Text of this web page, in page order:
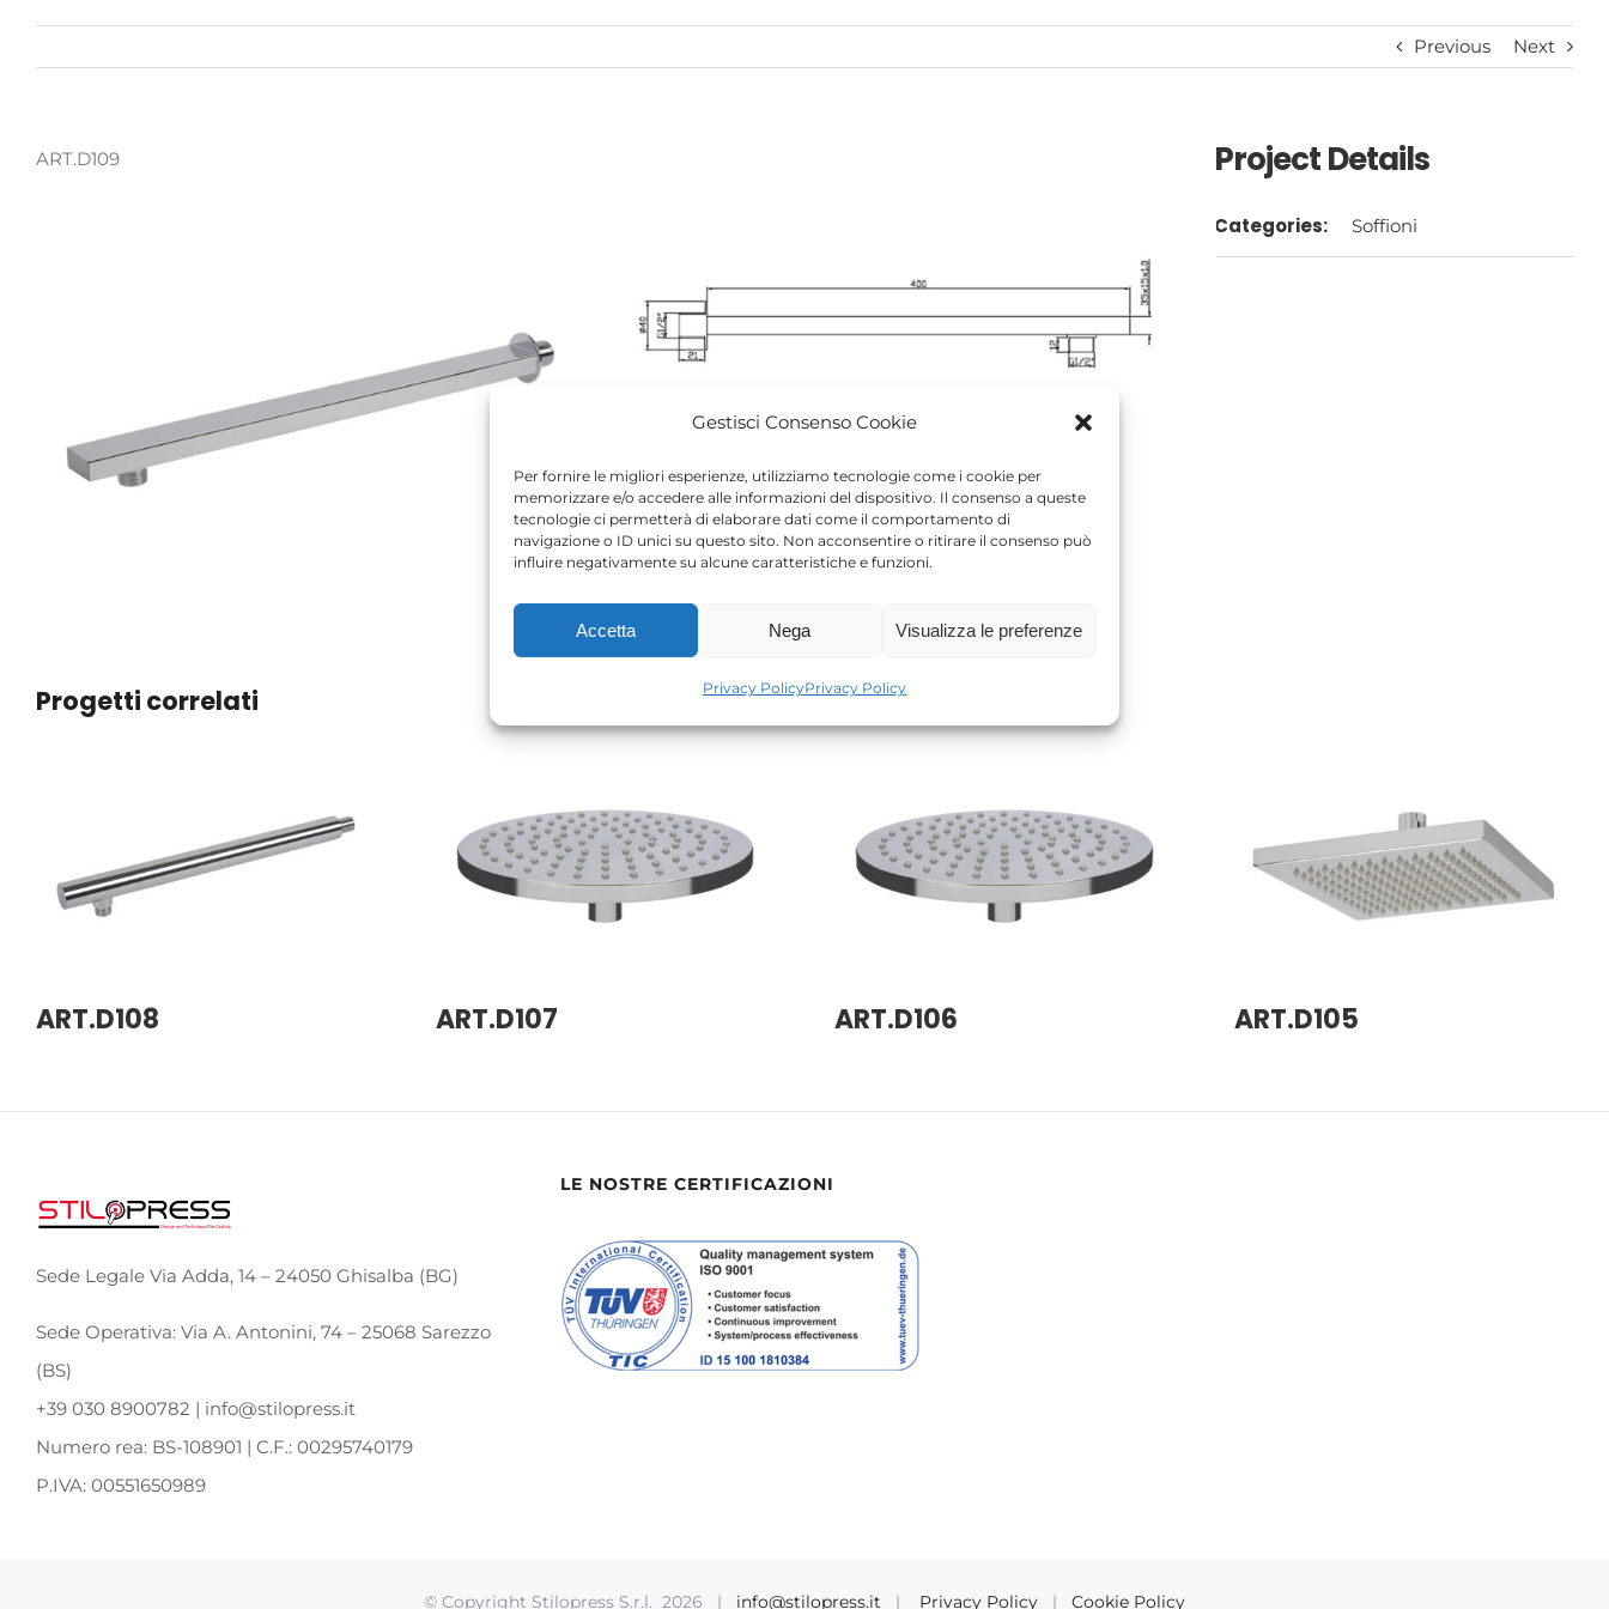
Gestisci Consenso Cookie
Per fornire le migliori esperienze, utilizziamo tecnologie come i cookie per
memorizzare e/o accedere alle informazioni del dispositivo. Il consenso a queste
tecnologie ci permetterà di elaborare dati come il comportamento di
navigazione o ID unici su questo sito. Non acconsentire o ritirare il consenso può
influire negativamente su alcune caratteristiche e funzioni.
Accetta Nega Visualizza le preferenze
Privacy PolicyPrivacy Policy
Previous Next
ART.D109 Project Details
Categories: Soffioni
Progetti correlati
ART.D108 ART.D107 ART.D106 ART.D105
Sede Legale Via Adda, 14 – 24050 Ghisalba (BG)
Sede Operativa: Via A. Antonini, 74 – 25068 Sarezzo
(BS)
+39 030 8900782 | info@stilopress.it
Numero rea: BS-108901 | C.F.: 00295740179
P.IVA: 00551650989
LE NOSTRE CERTIFICAZIONI
© Copyright Stilopress S.r.l. 2026 | info@stilopress.it | Privacy Policy | Cookie Policy